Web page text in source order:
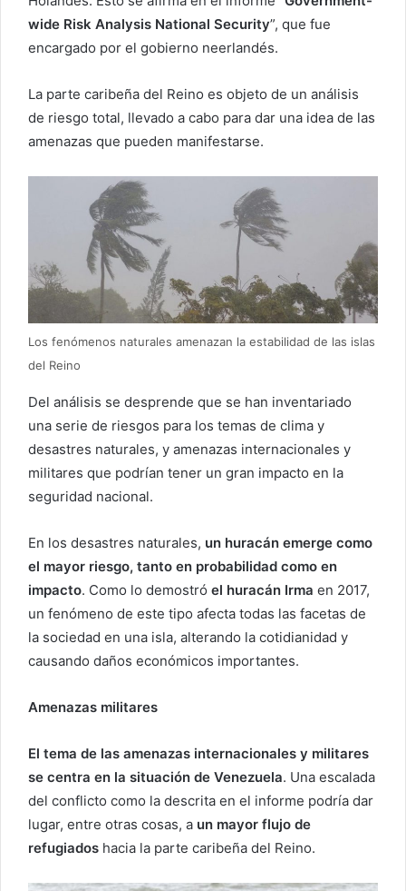
wide Risk Analysis National Security”, que fue
encargado por el gobierno neerlandés.
La parte caribeña del Reino es objeto de un análisis
de riesgo total, llevado a cabo para dar una idea de las
amenazas que pueden manifestarse.
Los fenómenos naturales amenazan la estabilidad de las islas
del Reino
Del análisis se desprende que se han inventariado
una serie de riesgos para los temas de clima y
desastres naturales, y amenazas internacionales y
militares que podrían tener un gran impacto en la
seguridad nacional.
En los desastres naturales, un huracán emerge como
el mayor riesgo, tanto en probabilidad como en
impacto. Como lo demostró el huracán Irma en 2017,
un fenómeno de este tipo afecta todas las facetas de
la sociedad en una isla, alterando la cotidianidad y
causando daños económicos importantes.
Amenazas militares
El tema de las amenazas internacionales y militares
se centra en la situación de Venezuela. Una escalada
del conflicto como la descrita en el informe podría dar
lugar, entre otras cosas, a un mayor flujo de
refugiados hacia la parte caribeña del Reino.